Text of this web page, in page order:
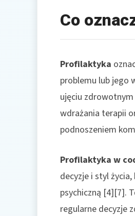
Co
Profilaktyka
problemu lub jego
ujęciu
wdrażania terapii
podnoszeniem
Profilaktyka w
decyzje i styl
psychiczną [4][7].
regularne decyzje